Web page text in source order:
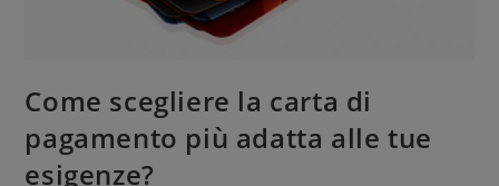
Come scegliere la carta di
pagamento più adatta alle tue
esigenze?